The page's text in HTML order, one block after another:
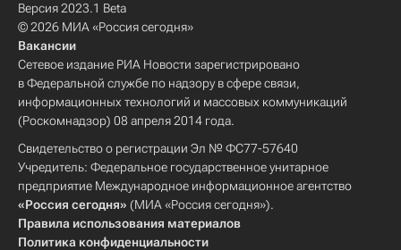
Версия 2023.1 Beta
© 2026 МИА «Россия сегодня»
Вакансии
Сетевое издание РИА Новости зарегистрировано
в Федеральной службе по надзору в сфере связи,
информационных технологий и массовых коммуникаций
(Роскомнадзор) 08 апреля 2014 года.
Свидетельство о регистрации Эл № ФС77-57640
Учредитель: Федеральное государственное унитарное
предприятие Международное информационное агентство
«Россия сегодня» (МИА «Россия сегодня»).
Правила использования материалов
Политика конфиденциальности